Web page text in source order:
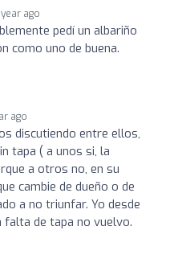
year ago
pedí un albariño
como uno de buena.
ago
discutiendo entre ellos,
tapa ( a unos si, la
a otros no, en su
cambie de dueño o de
a no triunfar. Yo desde
de tapa no vuelvo.